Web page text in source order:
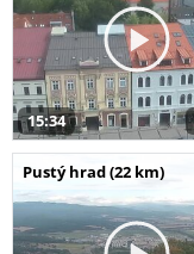
15:34
Pustý hrad (22 km)